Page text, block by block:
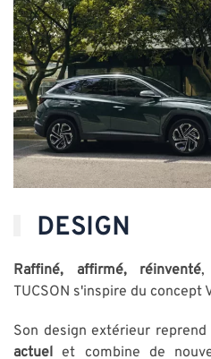
DESIGN
Raffiné, affirmé, réinventé,
TUCSON s'inspire du concept
Son design extérieur reprend
actuel et combine de